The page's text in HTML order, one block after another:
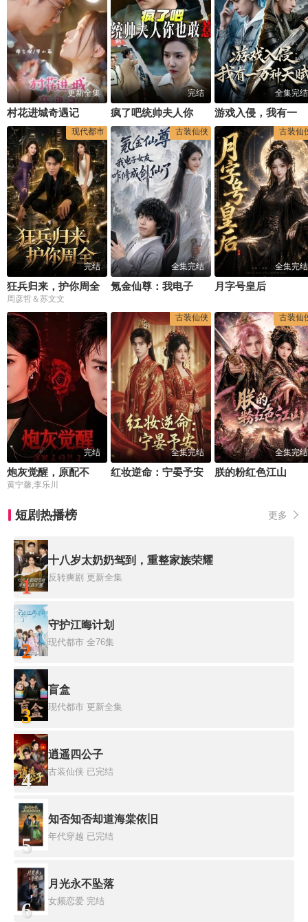
更新全集
村花进城奇遇记
完结
疯了吧统帅夫人你也敢惹
全集完结
现代都市
完结
狂兵归来，护你周全
周彦哲＆苏文文
古装仙侠
全集完结
古装仙
全集完结
月字号皇后
完结
黄宁馨,李乐川
古装仙侠
全集完结
红妆逆命：宁晏予安
古装仙
全集完结
朕的粉红色江山
短剧热播榜 更多
1
十八岁太奶奶驾到，重整家族荣耀
反转爽剧 更新全集
2
守护江晦计划
现代都市 全76集
3
盲盒
现代都市 更新全集
4
逍遥四公子
古装仙侠 已完结
5
知否知否却道海棠依旧
年代穿越 已完结
6
月光永不坠落
女频恋爱 完结